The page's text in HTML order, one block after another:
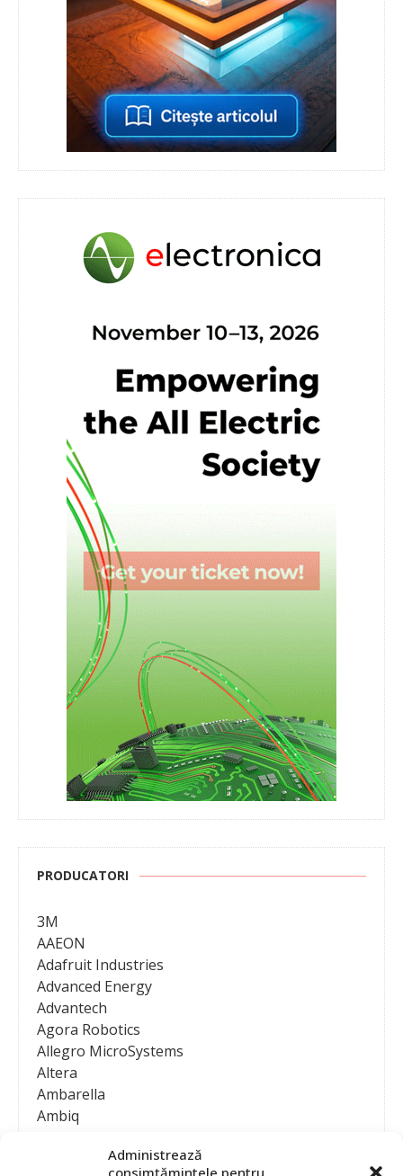
Administrează
consimțămintele pentru
PRODUCATORI
3M
AAEON
Adafruit Industries
Advanced Energy
Advantech
Agora Robotics
Allegro MicroSystems
Altera
Ambarella
Ambiq